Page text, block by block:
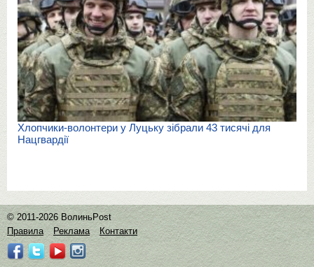
Хлопчики-волонтери у Луцьку зібрали 43 тисячі для
Нацгвардії
© 2011-2026 ВолиньPost
Правила
Реклама Контакти